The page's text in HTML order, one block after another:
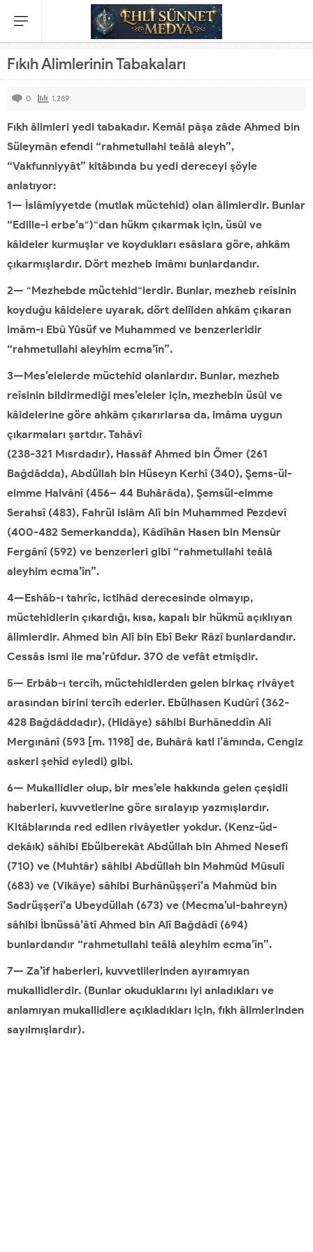
Fıkıh Alimlerinin Tabakaları
0 1.289
Fıkh âlimleri yedi tabakadır. Kemâl pâşa zâde Ahmed bin
Süleymân efendi “rahmetullahi teâlâ aleyh”,
“Vakfunniyyât” kitâbında bu yedi dereceyi şöyle
anlatıyor:
1— İslâmiyyetde (mutlak müctehid) olan âlimlerdir. Bunlar
“Edille-i erbe’a“)“dan hükm çıkarmak için, üsûl ve
kâideler kurmuşlar ve koydukları esâslara göre, ahkâm
çıkarmışlardır. Dört mezheb imâmı bunlardandır.
2— “Mezhebde müctehid“lerdir. Bunlar, mezheb reîsinin
koyduğu kâidelere uyarak, dört delîlden ahkâm çıkaran
imâm-ı Ebû Yûsüf ve Muhammed ve benzerleridir
“rahmetullahi aleyhim ecma’în”.
3—Mes’elelerde müctehid olanlardır. Bunlar, mezheb
reîsinin bildirmediği mes’eleler için, mezhebin üsûl ve
kâidelerine göre ahkâm çıkarırlarsa da, imâma uygun
çıkarmaları şartdır. Tahâvî
(238-321 Mısrdadır), Hassâf Ahmed bin Ömer (261
Bağdâdda), Abdüllah bin Hüseyn Kerhî (340), Şems-ül-
eimme Halvânî (456– 44 Buhârâda), Şemsül-eimme
Serahsî (483), Fahrül islâm Alî bin Muhammed Pezdevî
(400-482 Semerkandda), Kâdîhân Hasen bin Mensûr
Fergânî (592) ve benzerleri gibi “rahmetullahi teâlâ
aleyhim ecma’în”.
4—Eshâb-ı tahrîc, ictihâd derecesinde olmayıp,
müctehidlerin çıkardığı, kısa, kapalı bir hükmü açıklıyan
âlimlerdir. Ahmed bin Alî bin Ebî Bekr Râzî bunlardandır.
Cessâs ismi ile ma’rûfdur. 370 de vefât etmişdir.
5— Erbâb-ı tercîh, müctehidlerden gelen birkaç rivâyet
arasından birini tercîh ederler. Ebülhasen Kudûrî (362-
428 Bağdâddadır), (Hidâye) sâhibi Burhâneddîn Alî
Mergınânî (593 [m. 1198] de, Buhârâ katl i’âmında, Cengiz
askeri şehîd eyledi) gibi.
6— Mukallidler olup, bir mes’ele hakkında gelen çeşidli
haberleri, kuvvetlerine göre sıralayıp yazmışlardır.
Kitâblarında red edilen rivâyetler yokdur. (Kenz-üd-
dekâık) sâhibi Ebülberekât Abdüllah bin Ahmed Nesefî
(710) ve (Muhtâr) sâhibi Abdüllah bin Mahmûd Mûsulî
(683) ve (Vikâye) sâhibi Burhânüşşerî’a Mahmûd bin
Sadrüşşerî’a Ubeydüllah (673) ve (Mecma’ul-bahreyn)
sâhibi İbnüssâ’âtî Ahmed bin Alî Bağdâdî (694)
bunlardandır “rahmetullahi teâlâ aleyhim ecma’în”.
7— Za’îf haberleri, kuvvetlilerinden ayıramıyan
mukallidlerdir. (Bunlar okuduklarını iyi anladıkları ve
anlamıyan mukallidlere açıkladıkları için, fıkh âlimlerinden
sayılmışlardır).